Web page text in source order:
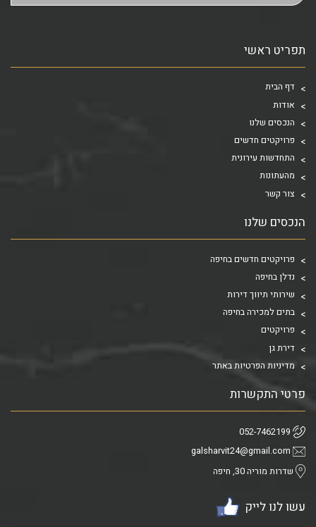
תפריט ראשי
דף הבית
אודות
הנכסים שלנו
פרויקטים חדשים
התחדשות עירונית
מהעתונות
צור קשר
הנכסים שלנו
פרויקטים חדשים בחיפה
נדלן בחיפה
שירותי תיווך דירות
בתים למכירה בחיפה
פרויקטים
דירת גן
מדיניות הפרטיות באתר
פרטי התקשרות
052-7462199
galsharvit24@gmail.com
שדרות מוריה 30, חיפה
עשו לנו לייק